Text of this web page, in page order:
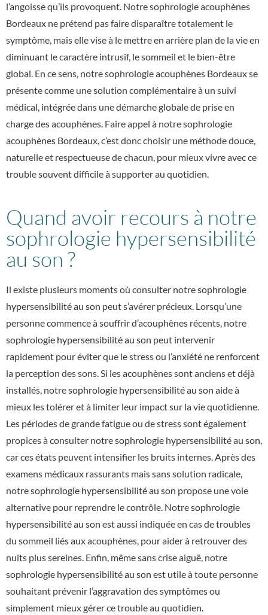
l’angoisse qu’ils provoquent. Notre sophrologie acouphènes
Bordeaux ne prétend pas faire disparaître totalement le
symptôme, mais elle vise à le mettre en arrière plan de la vie en
diminuant le caractère intrusif, le sommeil et le bien-être
global. En ce sens, notre sophrologie acouphènes Bordeaux se
présente comme une solution complémentaire à un suivi
médical, intégrée dans une démarche globale de prise en
charge des acouphènes. Faire appel à notre sophrologie
acouphènes Bordeaux, c’est donc choisir une méthode douce,
naturelle et respectueuse de chacun, pour mieux vivre avec ce
trouble souvent difficile à supporter au quotidien.
Quand avoir recours à notre
sophrologie hypersensibilité
au son ?
Il existe plusieurs moments où consulter notresophrologie
hypersensibilité au son peut s’avérer précieux. Lorsqu’une
personne commence à souffrir d’acouphènes récents, notre
sophrologie hypersensibilité au son peut intervenir
rapidement pour éviter que le stress ou l’anxiété ne renforcent
la perception des sons. Si les acouphènes sont anciens et déjà
installés, notresophrologie hypersensibilité au son aide à
mieux les tolérer et à limiter leur impact sur la vie quotidienne.
Les périodes de grande fatigue ou de stress sont également
propices à consulter notresophrologie hypersensibilité au son,
car ces états peuvent intensifier les bruits internes. Après des
examens médicaux rassurants mais sans solution radicale,
notresophrologie hypersensibilité au son propose une voie
alternative pour reprendre le contrôle. Notresophrologie
hypersensibilité au son est aussi indiquée en cas de troubles
du sommeil liés aux acouphènes, pour aider à retrouver des
nuits plus sereines. Enfin, même sans crise aiguë, notre
sophrologie hypersensibilité au son est utile à toute personne
souhaitant prévenir l’aggravation des symptômes ou
simplement mieux gérer ce trouble au quotidien.